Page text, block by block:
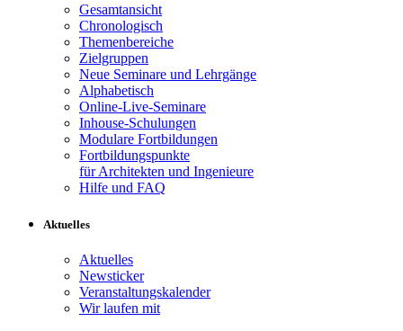
Gesamtansicht
Chronologisch
Themenbereiche
Zielgruppen
Neue Seminare und Lehrgänge
Alphabetisch
Online-Live-Seminare
Inhouse-Schulungen
Modulare Fortbildungen
Fortbildungspunkte
für Architekten und Ingenieure
Hilfe und FAQ
Aktuelles
Aktuelles
Newsticker
Veranstaltungskalender
Wir laufen mit